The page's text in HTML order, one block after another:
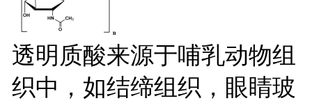
透明质酸来源于哺乳动物组
织中，如结缔组织，眼睛玻